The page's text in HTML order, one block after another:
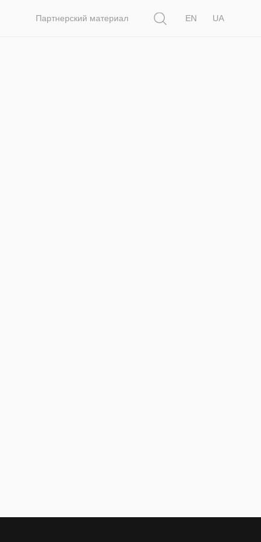
Партнерский материал
EN
UA